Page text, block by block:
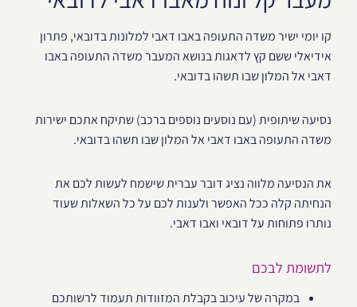
קו יומי ישיר משדה התעופה באבו דאבי למלונות בדובאי, פתרון
אידיאלי ששם קץ לדאגות בנושא המעבר משדה התעופה באבו
דאבי אל המלון שבו תשהו בדובאי.
נסיעה שיתופית (עם נוסעים נוספים ברכב) שתיקח אתכם ישירות
משדה התעופה באבו דאבי אל המלון שבו תשהו בדובאי.
את הנסיעה מלווה נציג דובר עברית שישמח לעשות לכם את
הנחיתה קלה ככל האפשר ולענות לכם על כל השאלות שעוד
נותרו פתוחות על דובאי ואבו דאבי.
לתשומת לבכם
במקרה של עיכוב בקבלת המזוודות תעמוד לרשותכם